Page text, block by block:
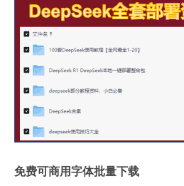
免费可商用字体批量下载